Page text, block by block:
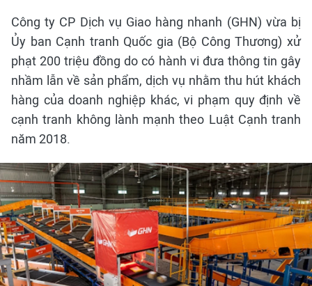
Công ty CP Dịch vụ Giao hàng nhanh (GHN) vừa bị
Ủy ban Cạnh tranh Quốc gia (Bộ Công Thương) xử
phạt 200 triệu đồng do có hành vi đưa thông tin gây
nhầm lẫn về sản phẩm, dịch vụ nhằm thu hút khách
hàng của doanh nghiệp khác, vi phạm quy định về
cạnh tranh không lành mạnh theo Luật Cạnh tranh
năm 2018.